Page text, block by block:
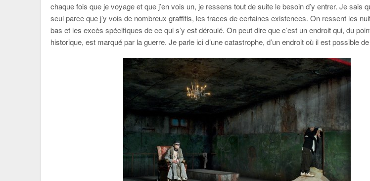
chaque fois que je voyage et que j’en vois un, je ressens tout de suite le besoin d’y entrer. Je sais
seul parce que j’y vois de nombreux graffitis, les traces de certaines existences. On ressent les
bas et les excès spécifiques de ce qui s’y est déroulé. On peut dire que c’est un endroit qui, du
historique, est marqué par la guerre. Je parle ici d’une catastrophe, d’un endroit où il est possible